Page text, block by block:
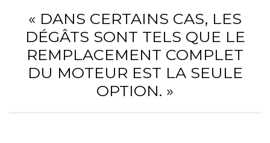
« DANS CERTAINS CAS, LES
DÉGÂTS SONT TELS QUE LE
REMPLACEMENT COMPLET
DU MOTEUR EST LA SEULE
OPTION. »